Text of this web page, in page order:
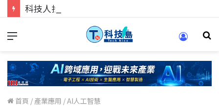
科技人找工作，就到TECH+ 科技專區!
首頁 / 產業應用 /AI人工智慧